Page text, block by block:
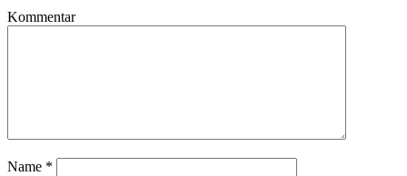
Kommentar
Name *